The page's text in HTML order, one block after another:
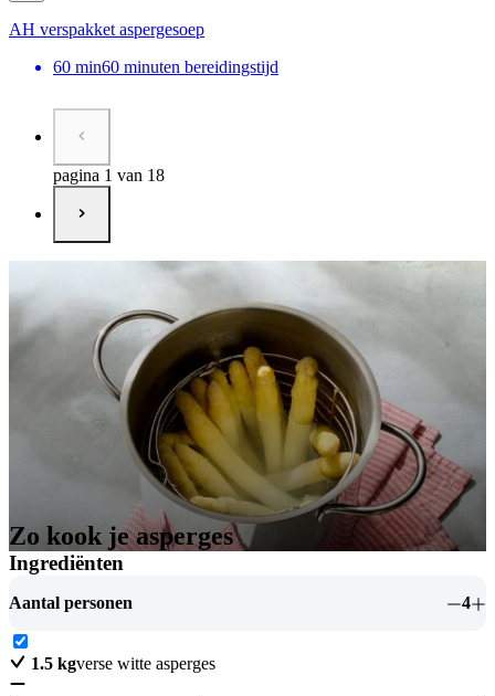
AH verspakket aspergesoep
60 min60 minuten bereidingstijd
pagina 1 van 18
Zo kook je asperges
Ingrediënten
Aantal personen 4
1.5 kgverse witte asperges